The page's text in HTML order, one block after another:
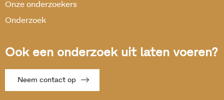
Onze onderzoekers
Onderzoek
Ook een onderzoek uit laten voeren?
Neem contact op